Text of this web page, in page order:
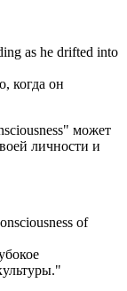
as he drifted into
когда он
может
личности и
of